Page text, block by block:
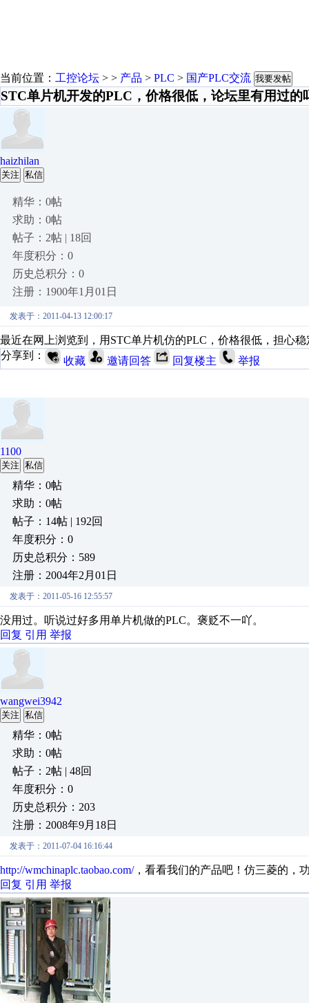
当前位置： 工控论坛 > > 产品 > PLC > 国产PLC交流 我要发帖
STC单片机开发的PLC，价格很低，论坛里有用过的
haizhilan
关注 私信
精华：0帖
求助：0帖
帖子：2帖 | 18回
年度积分：0
历史总积分：0
注册：1900年1月01日
发表于：2011-04-13 12:00:17
最近在网上浏览到，用STC单片机仿的PLC，价格很低，担心
分享到：
收藏 邀请回答 回复楼主 举报
1100
关注 私信
精华：0帖
求助：0帖
帖子：14帖 | 192回
年度积分：0
历史总积分：589
注册：2004年2月01日
发表于：2011-05-16 12:55:57
没用过。听说过好多用单片机做的PLC。褒贬不一吖。
回复 引用 举报
wangwei3942
关注 私信
精华：0帖
求助：0帖
帖子：2帖 | 48回
年度积分：0
历史总积分：203
注册：2008年9月18日
发表于：2011-07-04 16:16:44
http://wmchinaplc.taobao.com/，看看我们的产品吧！仿三菱的，
回复 引用 举报